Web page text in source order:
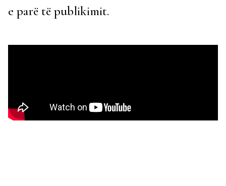
e parë të publikimit.